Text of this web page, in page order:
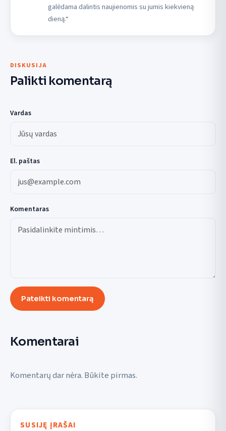
galėdama dalintis naujienomis su jumis kiekvieną
dieną.“
DISKUSIJA
Palikti komentarą
Vardas
El. paštas
Komentaras
Pateikti komentarą
Komentarai
Komentarų dar nėra. Būkite pirmas.
SUSIJĘ ĮRAŠAI